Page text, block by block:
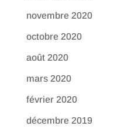
novembre 2020
octobre 2020
août 2020
mars 2020
février 2020
décembre 2019